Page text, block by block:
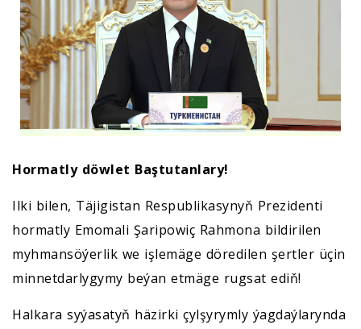
Hormatly döwlet Baştutanlary!
Ilki bilen, Täjigistan Respublikasynyň Prezidenti
hormatly Emomali Şaripowiç Rahmona bildirilen
myhmansöýerlik we işlemäge döredilen şertler üçin
minnetdarlygymy beýan etmäge rugsat ediň!
Halkara syýasatyň häzirki çylşyrymly ýagdaýlarynda